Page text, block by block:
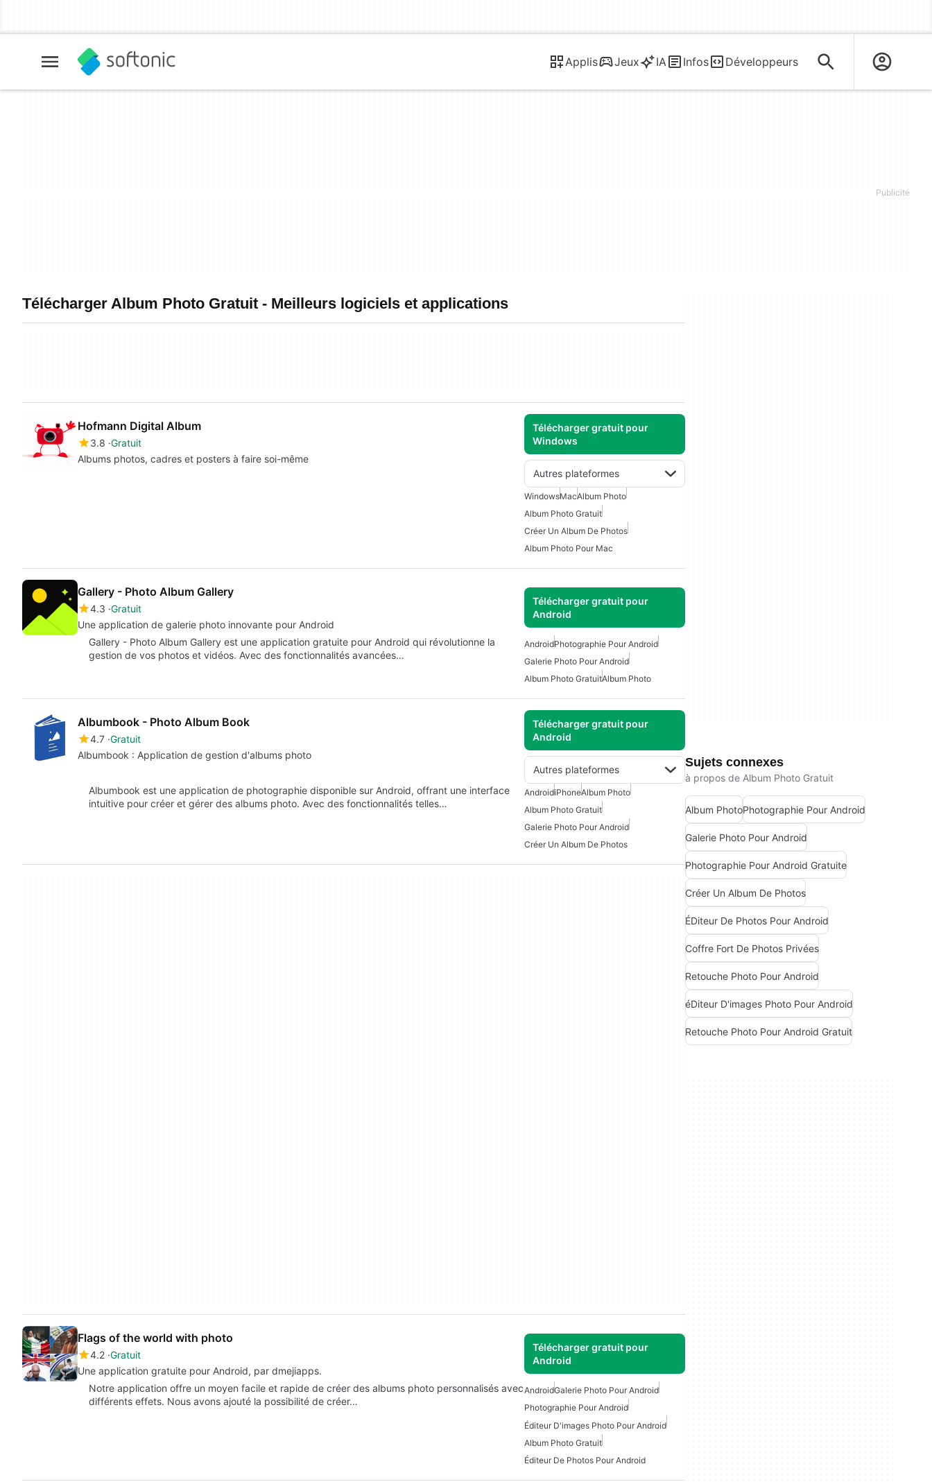
Applis Jeux IA Infos Développeurs
Télécharger Album Photo Gratuit - Meilleurs logiciels et applications
Hofmann Digital Album
3.8 Gratuit
Albums photos, cadres et posters à faire soi-même
Télécharger gratuit pour
Windows
Autres plateformes
WindowsMacAlbum Photo
Album Photo Gratuit
Créer Un Album De Photos
Album Photo Pour Mac
Gallery - Photo Album Gallery
4.3 Gratuit
Une application de galerie photo innovante pour Android
Télécharger gratuit pour
Android
Gallery - Photo Album Gallery est une application gratuite pour Android qui révolutionne la
gestion de vos photos et vidéos. Avec des fonctionnalités avancées…
AndroidPhotographie Pour Android
Galerie Photo Pour Android
Album Photo GratuitAlbum Photo
Albumbook - Photo Album Book
4.7 Gratuit
Albumbook : Application de gestion d'albums photo
Télécharger gratuit pour
Android
Autres plateformes
Albumbook est une application de photographie disponible sur Android, offrant une interface
intuitive pour créer et gérer des albums photo. Avec des fonctionnalités telles…
AndroidiPhoneAlbum Photo
Album Photo Gratuit
Galerie Photo Pour Android
Créer Un Album De Photos
Flags of the world with photo
4.2 Gratuit
Une application gratuite pour Android, par dmejiapps.
Télécharger gratuit pour
Android
Notre application offre un moyen facile et rapide de créer des albums photo personnalisés avec
différents effets. Nous avons ajouté la possibilité de créer…
AndroidGalerie Photo Pour Android
Photographie Pour Android
Éditeur D'images Photo Pour Android
Album Photo Gratuit
Éditeur De Photos Pour Android
Sujets connexes
à propos de Album Photo Gratuit
Album PhotoPhotographie Pour Android
Galerie Photo Pour Android
Photographie Pour Android Gratuite
Créer Un Album De Photos
ÉDiteur De Photos Pour Android
Coffre Fort De Photos Privées
Retouche Photo Pour Android
éDiteur D'images Photo Pour Android
Retouche Photo Pour Android Gratuit